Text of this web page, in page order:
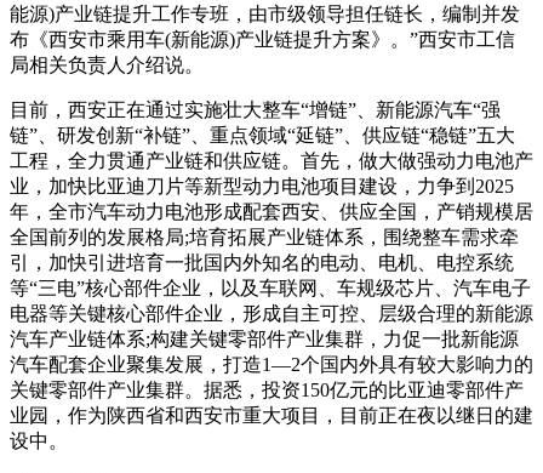
能源)产业链提升工作专班，由市级领导担任链长，编制并发
布《西安市乘用车(新能源)产业链提升方案》。”西安市工信
局相关负责人介绍说。
目前，西安正在通过实施壮大整车“增链”、新能源汽车“强
链”、研发创新“补链”、重点领域“延链”、供应链“稳链”五大
工程，全力贯通产业链和供应链。首先，做大做强动力电池产
业，加快比亚迪刀片等新型动力电池项目建设，力争到2025
年，全市汽车动力电池形成配套西安、供应全国，产销规模居
全国前列的发展格局;培育拓展产业链体系，围绕整车需求牵
引，加快引进培育一批国内外知名的电动、电机、电控系统
等“三电”核心部件企业，以及车联网、车规级芯片、汽车电子
电器等关键核心部件企业，形成自主可控、层级合理的新能源
汽车产业链体系;构建关键零部件产业集群，力促一批新能源
汽车配套企业聚集发展，打造1—2个国内外具有较大影响力的
关键零部件产业集群。据悉，投资150亿元的比亚迪零部件产
业园，作为陕西省和西安市重大项目，目前正在夜以继日的建
设中。